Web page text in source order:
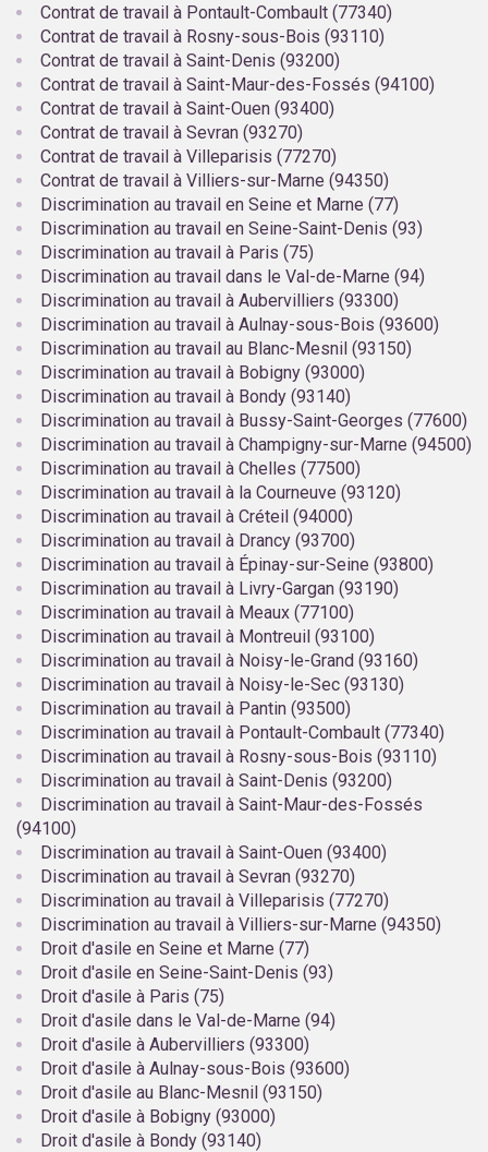
Contrat de travail à Pontault-Combault (77340)
Contrat de travail à Rosny-sous-Bois (93110)
Contrat de travail à Saint-Denis (93200)
Contrat de travail à Saint-Maur-des-Fossés (94100)
Contrat de travail à Saint-Ouen (93400)
Contrat de travail à Sevran (93270)
Contrat de travail à Villeparisis (77270)
Contrat de travail à Villiers-sur-Marne (94350)
Discrimination au travail en Seine et Marne (77)
Discrimination au travail en Seine-Saint-Denis (93)
Discrimination au travail à Paris (75)
Discrimination au travail dans le Val-de-Marne (94)
Discrimination au travail à Aubervilliers (93300)
Discrimination au travail à Aulnay-sous-Bois (93600)
Discrimination au travail au Blanc-Mesnil (93150)
Discrimination au travail à Bobigny (93000)
Discrimination au travail à Bondy (93140)
Discrimination au travail à Bussy-Saint-Georges (77600)
Discrimination au travail à Champigny-sur-Marne (94500)
Discrimination au travail à Chelles (77500)
Discrimination au travail à la Courneuve (93120)
Discrimination au travail à Créteil (94000)
Discrimination au travail à Drancy (93700)
Discrimination au travail à Épinay-sur-Seine (93800)
Discrimination au travail à Livry-Gargan (93190)
Discrimination au travail à Meaux (77100)
Discrimination au travail à Montreuil (93100)
Discrimination au travail à Noisy-le-Grand (93160)
Discrimination au travail à Noisy-le-Sec (93130)
Discrimination au travail à Pantin (93500)
Discrimination au travail à Pontault-Combault (77340)
Discrimination au travail à Rosny-sous-Bois (93110)
Discrimination au travail à Saint-Denis (93200)
Discrimination au travail à Saint-Maur-des-Fossés
(94100)
Discrimination au travail à Saint-Ouen (93400)
Discrimination au travail à Sevran (93270)
Discrimination au travail à Villeparisis (77270)
Discrimination au travail à Villiers-sur-Marne (94350)
Droit d'asile en Seine et Marne (77)
Droit d'asile en Seine-Saint-Denis (93)
Droit d'asile à Paris (75)
Droit d'asile dans le Val-de-Marne (94)
Droit d'asile à Aubervilliers (93300)
Droit d'asile à Aulnay-sous-Bois (93600)
Droit d'asile au Blanc-Mesnil (93150)
Droit d'asile à Bobigny (93000)
Droit d'asile à Bondy (93140)